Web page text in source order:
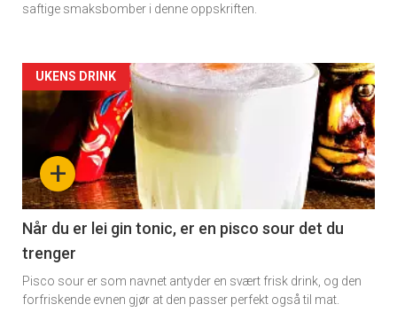
saftige smaksbomber i denne oppskriften.
Artikler
detail
section
11
Dagens
rett
+
UKENS DRINK
Når du er lei gin tonic, er en pisco sour det du
trenger
Pisco sour er som navnet antyder en svært frisk drink, og den
forfriskende evnen gjør at den passer perfekt også til mat.